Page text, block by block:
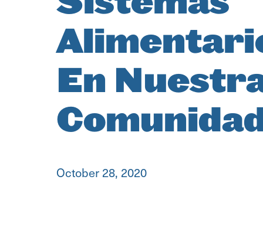
En
October 28, 2020